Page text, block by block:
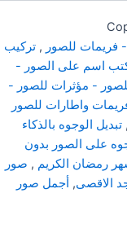
فريمات للصور , تركيب
اسم على الصور -
- مؤثرات للصور -
واطارات للصور
,تبديل الوجوه بالذكاء
على الصور بدون
رمضان الكريم , صور
الاقصى, أجمل صور